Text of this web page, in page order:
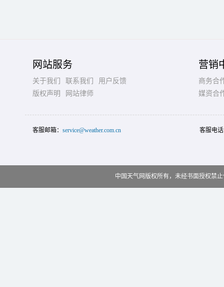
网站服务
关于我们 联系我们
用户反馈
版权声明
网站律师
营销
商务合
媒资合
客服邮箱： service@weather.com.cn 客服电
中国天气网版权所有，未经书面授权